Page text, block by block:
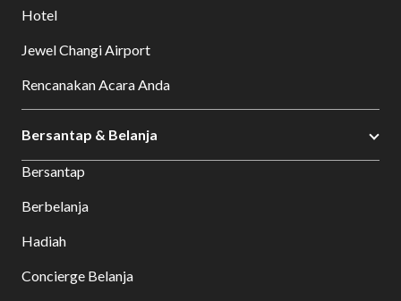
Hotel
Jewel Changi Airport
Rencanakan Acara Anda
Bersantap & Belanja
Bersantap
Berbelanja
Hadiah
Concierge Belanja